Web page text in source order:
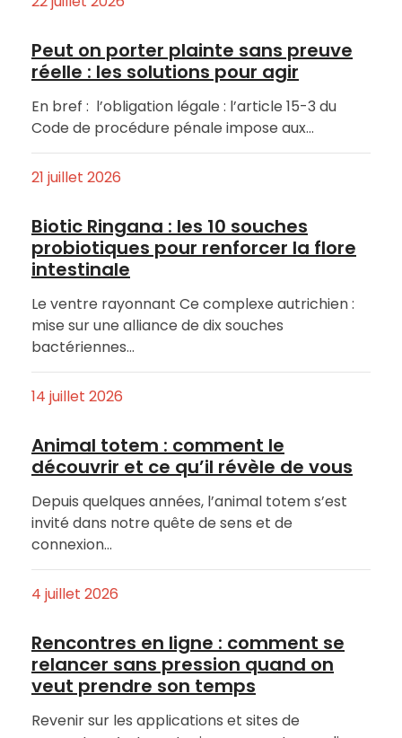
Peut on porter plainte sans preuve
réelle : les solutions pour agir
En bref : l’obligation légale : l’article 15-3 du
Code de procédure pénale impose aux…
21 juillet 2026
Biotic Ringana : les 10 souches
probiotiques pour renforcer la flore
intestinale
Le ventre rayonnant Ce complexe autrichien :
mise sur une alliance de dix souches
bactériennes…
14 juillet 2026
Animal totem : comment le
découvrir et ce qu’il révèle de vous
Depuis quelques années, l’animal totem s’est
invité dans notre quête de sens et de
connexion…
4 juillet 2026
Rencontres en ligne : comment se
relancer sans pression quand on
veut prendre son temps
Revenir sur les applications et sites de